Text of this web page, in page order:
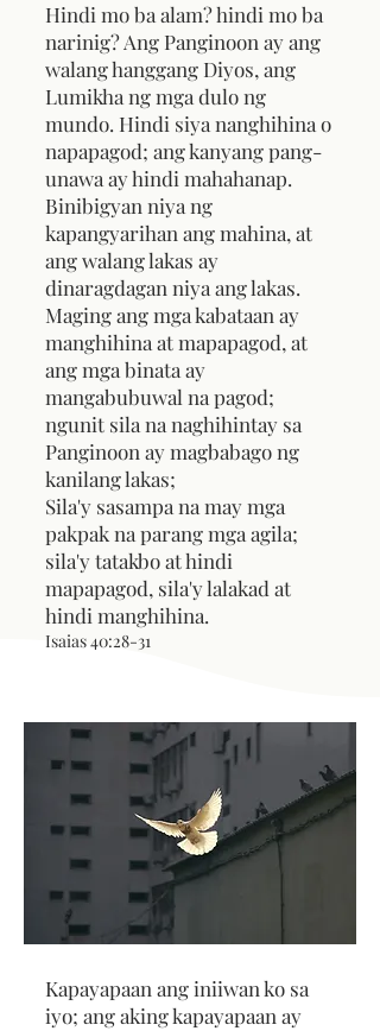
Hindi mo ba alam? hindi mo ba
narinig? Ang Panginoon ay ang
walang hanggang Diyos, ang
Lumikha ng mga dulo ng
mundo. Hindi siya nanghihina o
napapagod; ang kanyang pang-
unawa ay hindi mahahanap.
Binibigyan niya ng
kapangyarihan ang mahina, at
ang walang lakas ay
dinaragdagan niya ang lakas.
Maging ang mga kabataan ay
manghihina at mapapagod, at
ang mga binata ay
mangabubuwal na pagod;
ngunit sila na naghihintay sa
Panginoon ay magbabago ng
kanilang lakas;
Sila'y sasampa na may mga
pakpak na parang mga agila;
sila'y tatakbo at hindi
mapapagod, sila'y lalakad at
hindi manghihina.
Isaias 40:28-31
Kapayapaan ang iniiwan ko sa
iyo; ang aking kapayapaan ay